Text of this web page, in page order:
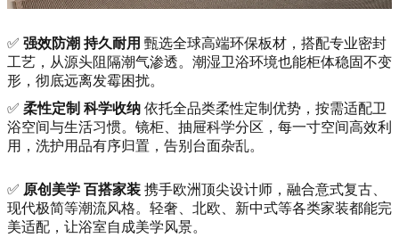
✅ 强效防潮 持久耐用 甄选全球高端环保板材，搭配专业密封
工艺，从源头阻隔潮气渗透。潮湿卫浴环境也能柜体稳固不变
形，彻底远离发霉困扰。
✅ 柔性定制 科学收纳 依托全品类柔性定制优势，按需适配卫
浴空间与生活习惯。镜柜、抽屉科学分区，每一寸空间高效利
用，洗护用品有序归置，告别台面杂乱。
✅ 原创美学 百搭家装 携手欧洲顶尖设计师，融合意式复古、
现代极简等潮流风格。轻奢、北欧、新中式等各类家装都能完
美适配，让浴室自成美学风景。